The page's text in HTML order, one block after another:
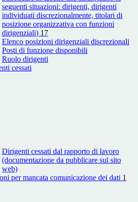
seguenti situazioni: dirigenti, dirigenti
individuati discrezionalmente, titolari di
posizione organizzativa con funzioni
dirigenziali) 17
Elenco posizioni dirigenziali discrezionali
Posti di funzione disponibili
Ruolo dirigenti
cessati
Dirigenti cessati dal rapporto di lavoro
(documentazione da pubblicare sul sito
web)
per mancata comunicazione dei dati 1